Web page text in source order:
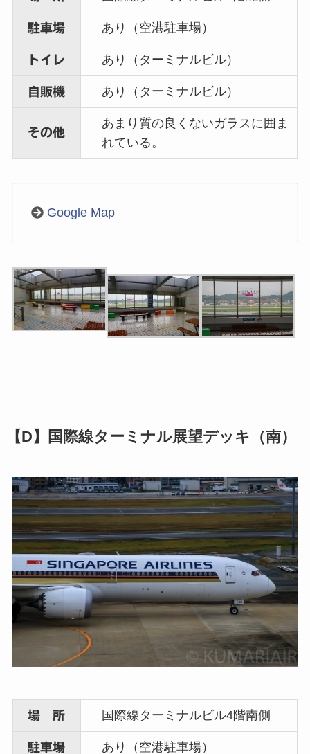
駐車場 あり（空港駐車場）
トイレ あり（ターミナルビル）
自販機 あり（ターミナルビル）
その他
あまり質の良くないガラスに囲ま
れている。
Google Map
【D】国際線ターミナル展望デッキ（南）
場 所 国際線ターミナルビル4階南側
駐車場 あり（空港駐車場）